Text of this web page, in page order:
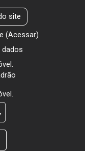
site
(Acessar)
dados